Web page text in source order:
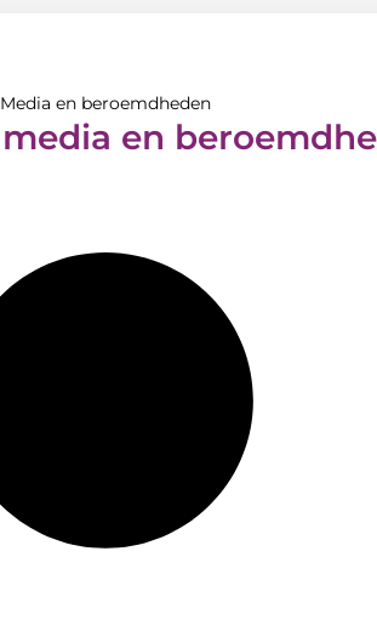
Media en beroemdheden
media en